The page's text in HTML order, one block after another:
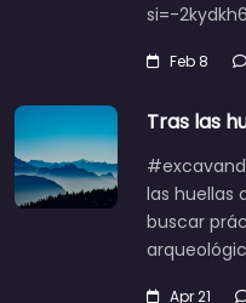
si=-
Feb 8
Tras las
las huellas
buscar
Apr 21